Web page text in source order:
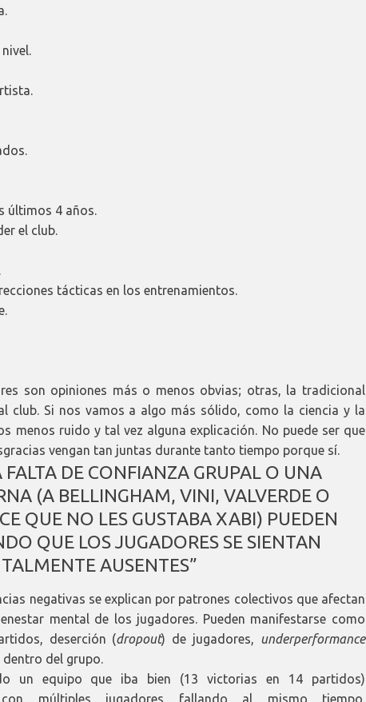
últimos 4 años.
el club.
tácticas en los entrenamientos.
son opiniones más o menos obvias; otras, la tradicional
club. Si nos vamos a algo más sólido, como la ciencia y la
menos ruido y tal vez alguna explicación. No puede ser que
vengan tan juntas durante tanto tiempo porque sí.
FALTA DE CONFIANZA GRUPAL O UNA
(A BELLINGHAM, VINI, VALVERDE O
QUE NO LES GUSTABA XABI) PUEDEN
QUE LOS JUGADORES SE SIENTAN
AUSENTES”
negativas se explican por patrones colectivos que afectan
mental de los jugadores. Pueden manifestarse como
deserción (dropout) de jugadores, underperformance
del grupo.
un equipo que iba bien (13 victorias en 14 partidos)
con múltiples jugadores fallando al mismo tiempo.